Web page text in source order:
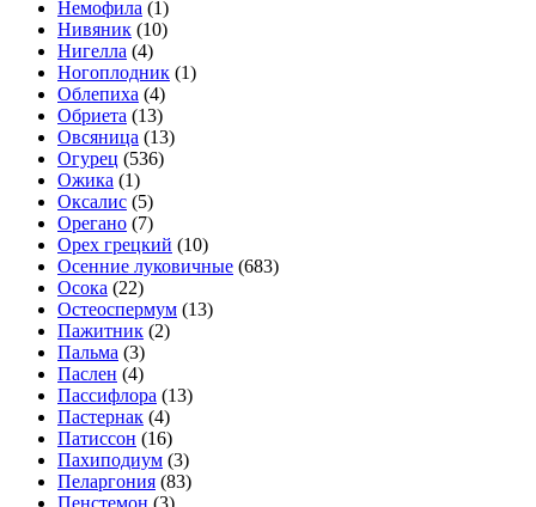
Немофила (1)
Нивяник (10)
Нигелла (4)
Ногоплодник (1)
Облепиха (4)
Обриета (13)
Овсяница (13)
Огурец (536)
Ожика (1)
Оксалис (5)
Орегано (7)
Орех грецкий (10)
Осенние луковичные (683)
Осока (22)
Остеоспермум (13)
Пажитник (2)
Пальма (3)
Паслен (4)
Пассифлора (13)
Пастернак (4)
Патиссон (16)
Пахиподиум (3)
Пеларгония (83)
Пенстемон (3)